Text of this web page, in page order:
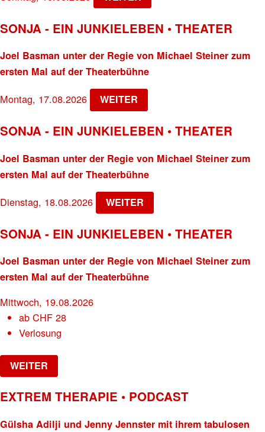
SONJA - EIN JUNKIELEBEN • THEATER
Joel Basman unter der Regie von Michael Steiner zum
ersten Mal auf der Theaterbühne
Montag, 17.08.2026 WEITER
SONJA - EIN JUNKIELEBEN • THEATER
Joel Basman unter der Regie von Michael Steiner zum
ersten Mal auf der Theaterbühne
Dienstag, 18.08.2026 WEITER
SONJA - EIN JUNKIELEBEN • THEATER
Joel Basman unter der Regie von Michael Steiner zum
ersten Mal auf der Theaterbühne
Mittwoch, 19.08.2026
abCHF 28
Verlosung
WEITER
EXTREM THERAPIE • PODCAST
Gülsha Adilji und Jenny Jennster mit ihrem tabulosen